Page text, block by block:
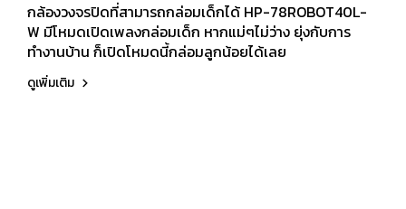
กล้องวงจรปิดที่สามารถกล่อมเด็กได้ HP-78ROBOT40L-
W มีโหมดเปิดเพลงกล่อมเด็ก หากแม่ๆไม่ว่าง ยุ่งกับการ
ทำงานบ้าน ก็เปิดโหมดนี้กล่อมลูกน้อยได้เลย
ดูเพิ่มเติม